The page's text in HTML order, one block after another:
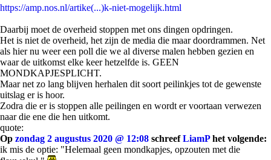
https://amp.nos.nl/artike(...)k-niet-mogelijk.html
Daarbij moet de overheid stoppen met ons dingen opdringen.
Het is niet de overheid, het zijn de media die maar doordrammen. Net
als hier nu weer een poll die we al diverse malen hebben gezien en
waar de uitkomst elke keer hetzelfde is. GEEN
MONDKAPJESPLICHT.
Maar net zo lang blijven herhalen dit soort peilinkjes tot de gewenste
uitslag er is hoor.
Zodra die er is stoppen alle peilingen en wordt er voortaan verwezen
naar die ene die hen uitkomt.
quote:
Op zondag 2 augustus 2020 @ 12:08 schreefLiamPhet volgende:
ik mis de optie: "Helemaal geen mondkapjes, opzouten met die